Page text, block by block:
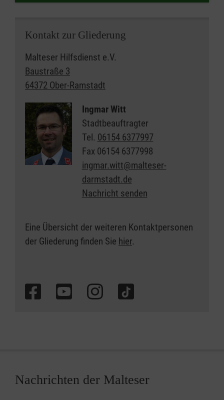
Kontakt zur Gliederung
Malteser Hilfsdienst e.V.
Baustraße 3
64372 Ober-Ramstadt
Ingmar Witt
Stadtbeauftragter
Tel. 06154 6377997
Fax 06154 6377998
ingmar.witt@malteser-
darmstadt.de
Nachricht senden
Eine Übersicht der weiteren Kontaktpersonen
der Gliederung finden Sie hier.
Nachrichten der Malteser